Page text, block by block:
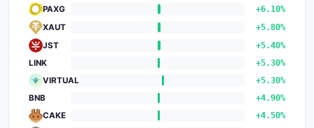
PAXG
+6.10%
XAUT
+5.80%
JST
+5.40%
LINK
+5.30%
VIRTUAL
+5.30%
BNB
+4.90%
CAKE
+4.50%